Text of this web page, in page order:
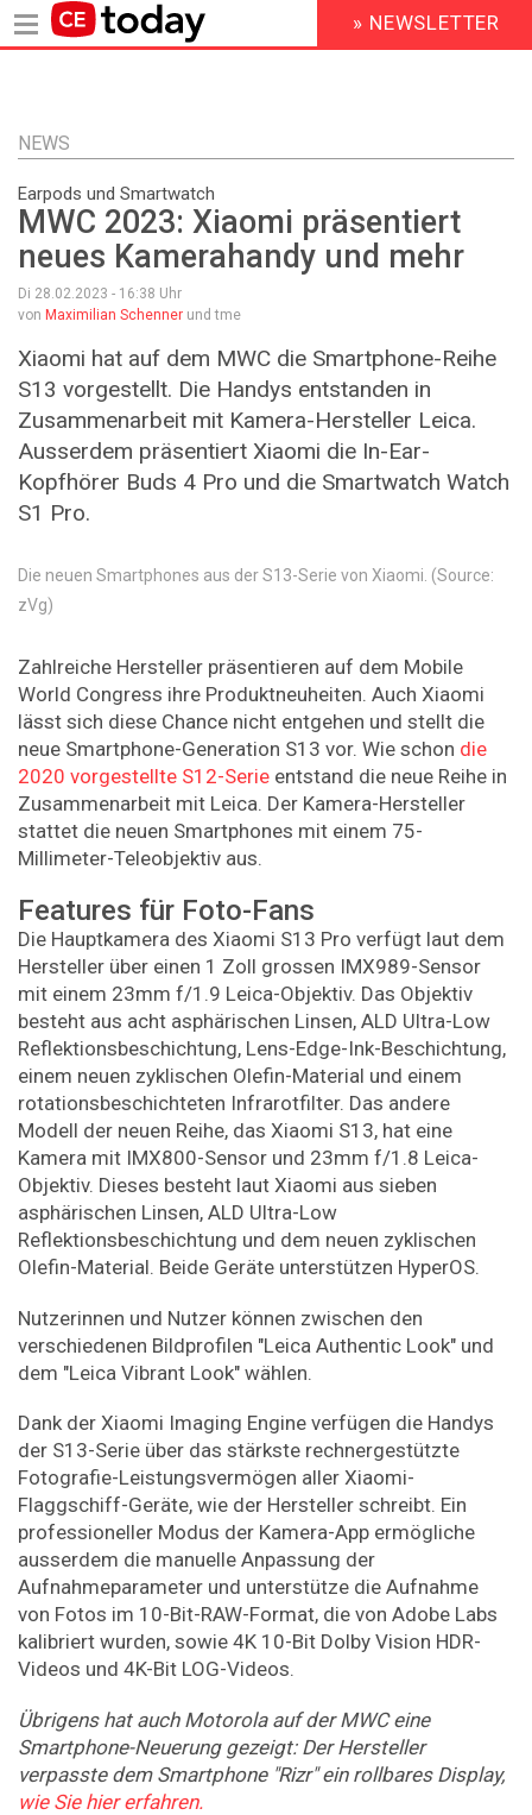
Inhalt
HEADER
MENU
» NEWSLETTER
NEWS
Earpods und Smartwatch
MWC 2023: Xiaomi präsentiert
neues Kamerahandy und mehr
Di 28.02.2023 - 16:38 Uhr
von Maximilian Schenner und tme
Xiaomi hat auf dem MWC die Smartphone-Reihe
S13 vorgestellt. Die Handys entstanden in
Zusammenarbeit mit Kamera-Hersteller Leica.
Ausserdem präsentiert Xiaomi die In-Ear-
Kopfhörer Buds 4 Pro und die Smartwatch Watch
S1 Pro.
Die neuen Smartphones aus der S13-Serie von Xiaomi. (Source:
zVg)
Zahlreiche Hersteller präsentieren auf dem Mobile
World Congress ihre Produktneuheiten. Auch Xiaomi
lässt sich diese Chance nicht entgehen und stellt die
neue Smartphone-Generation S13 vor. Wie schon die
2020 vorgestellte S12-Serie entstand die neue Reihe in
Zusammenarbeit mit Leica. Der Kamera-Hersteller
stattet die neuen Smartphones mit einem 75-
Millimeter-Teleobjektiv aus.
Features für Foto-Fans
Die Hauptkamera des Xiaomi S13 Pro verfügt laut dem
Hersteller über einen 1 Zoll grossen IMX989-Sensor
mit einem 23mm f/1.9 Leica-Objektiv. Das Objektiv
besteht aus acht asphärischen Linsen, ALD Ultra-Low
Reflektionsbeschichtung, Lens-Edge-Ink-Beschichtung,
einem neuen zyklischen Olefin-Material und einem
rotationsbeschichteten Infrarotfilter. Das andere
Modell der neuen Reihe, das Xiaomi S13, hat eine
Kamera mit IMX800-Sensor und 23mm f/1.8 Leica-
Objektiv. Dieses besteht laut Xiaomi aus sieben
asphärischen Linsen, ALD Ultra-Low
Reflektionsbeschichtung und dem neuen zyklischen
Olefin-Material. Beide Geräte unterstützen HyperOS.
Nutzerinnen und Nutzer können zwischen den
verschiedenen Bildprofilen "Leica Authentic Look" und
dem "Leica Vibrant Look" wählen.
Dank der Xiaomi Imaging Engine verfügen die Handys
der S13-Serie über das stärkste rechnergestützte
Fotografie-Leistungsvermögen aller Xiaomi-
Flaggschiff-Geräte, wie der Hersteller schreibt. Ein
professioneller Modus der Kamera-App ermögliche
ausserdem die manuelle Anpassung der
Aufnahmeparameter und unterstütze die Aufnahme
von Fotos im 10-Bit-RAW-Format, die von Adobe Labs
kalibriert wurden, sowie 4K 10-Bit Dolby Vision HDR-
Videos und 4K-Bit LOG-Videos.
Übrigens hat auch Motorola auf der MWC eine
Smartphone-Neuerung gezeigt: Der Hersteller
verpasste dem Smartphone "Rizr" ein rollbares Display,
wie Sie hier erfahren.